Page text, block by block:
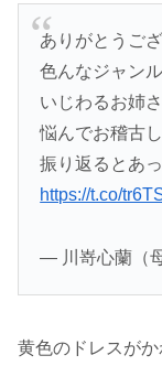
ありがとうご
色んなジャン
いじわるお姉
悩んでお稽古
振り返るとあ
https://t.co/
— 川嵜心蘭（
黄色のドレスが